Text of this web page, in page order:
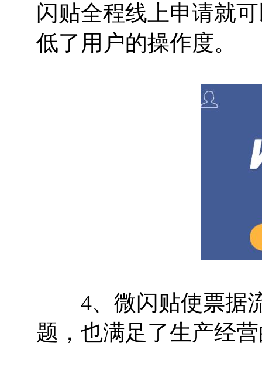
闪贴全程线上申请就
低了用户的操作度。
4、微闪贴使票据流
题，也满足了生产经